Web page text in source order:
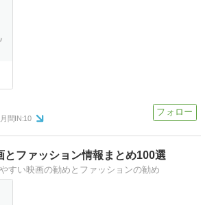
月間IN:10
とファッション情報まとめ100選
すい映画の勧めとファッションの勧め